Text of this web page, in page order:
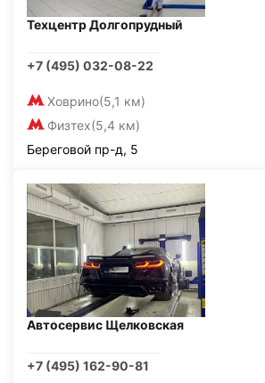
Техцентр Долгопрудный
+7 (495) 032-08-22
Ховрино(5,1 км)
Физтех(5,4 км)
Береговой пр-д, 5
Автосервис Щелковская
+7 (495) 162-90-81